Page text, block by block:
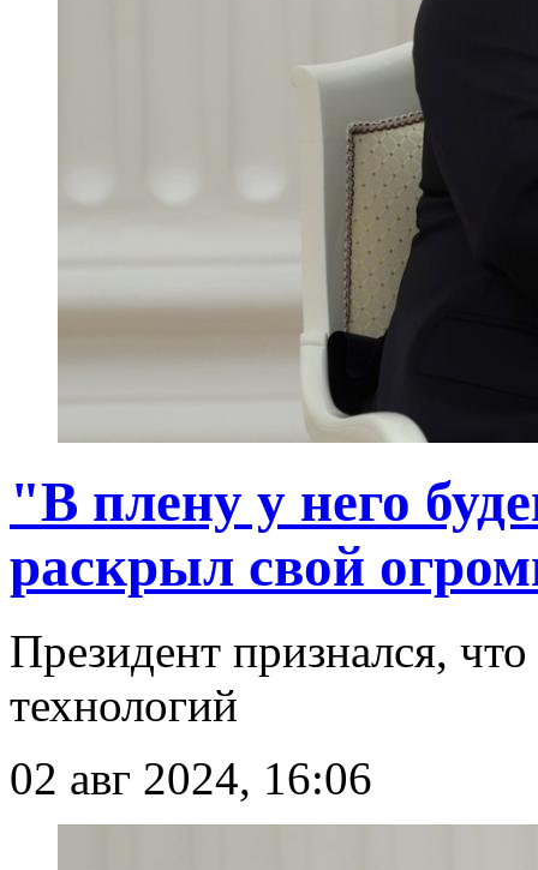
"В плену у него
раскрыл свой
Президент признался,
технологий
02 авг 2024, 16:06